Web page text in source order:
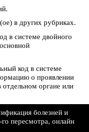
в других рубриках.
в системе двойного
код в системе
о проявлении
отдельном органе или
болезней и
пересмотра, онлайн